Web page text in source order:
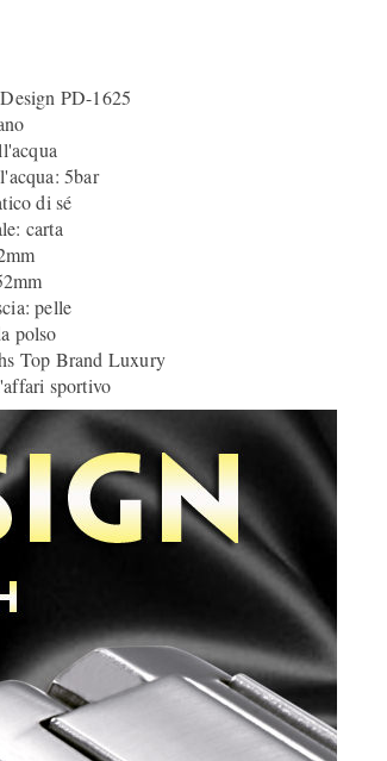
PD-1625
5bar
di sé
carta
pelle
polso
Top Brand Luxury
sportivo